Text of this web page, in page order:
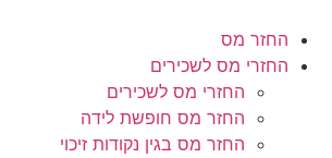
לתוכן
החזר מס
החזרי מס לשכירים
החזרי מס לשכירים
החזר מס חופשת לידה
החזר מס בגין נקודות זיכוי